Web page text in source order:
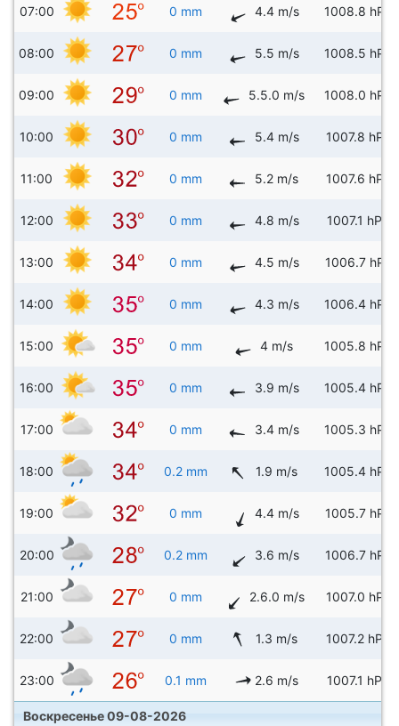
07:00 0 mm 4.4 m/s 1008.8 hPa
08:00 0 mm 5.5 m/s 1008.5 hPa
09:00 0 mm 5.5.0 m/s 1008.0 hPa
10:00 0 mm 5.4 m/s 1007.8 hPa
11:00 0 mm 5.2 m/s 1007.6 hPa
12:00 0 mm 4.8 m/s 1007.1 hPa
13:00 0 mm 4.5 m/s 1006.7 hPa
14:00 0 mm 4.3 m/s 1006.4 hPa
15:00 0 mm 4 m/s 1005.8 hPa
16:00 0 mm 3.9 m/s 1005.4 hPa
17:00 0 mm 3.4 m/s 1005.3 hPa
18:00 0.2 mm 1.9 m/s 1005.4 hPa
19:00 0 mm 4.4 m/s 1005.7 hPa
20:00 0.2 mm 3.6 m/s 1006.7 hPa
21:00 0 mm 2.6.0 m/s 1007.0 hPa
22:00 0 mm 1.3 m/s 1007.2 hPa
23:00 0.1 mm 2.6 m/s 1007.1 hPa
Воскресенье 09-08-2026